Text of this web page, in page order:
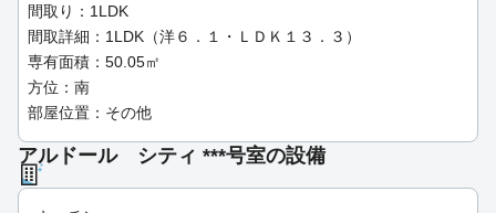
間取り：1LDK
間取詳細：1LDK（洋６．１・ＬＤＫ１３．３）
専有面積：50.05㎡
方位：南
部屋位置：その他
アルドール シティ ***号室の設備